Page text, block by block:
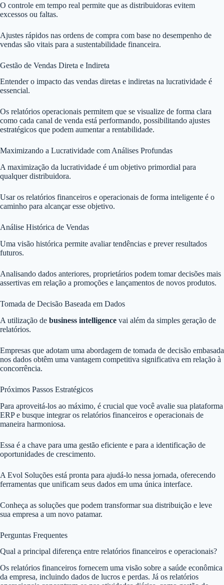
O controle em tempo real permite que as distribuidoras evitem
excessos ou faltas.
Ajustes rápidos nas ordens de compra com base no desempenho de
vendas são vitais para a sustentabilidade financeira.
Gestão de Vendas Direta e Indireta
Entender o impacto das vendas diretas e indiretas na lucratividade é
essencial.
Os relatórios operacionais permitem que se visualize de forma clara
como cada canal de venda está performando, possibilitando ajustes
estratégicos que podem aumentar a rentabilidade.
Maximizando a Lucratividade com Análises Profundas
A maximização da lucratividade é um objetivo primordial para
qualquer distribuidora.
Usar os relatórios financeiros e operacionais de forma inteligente é o
caminho para alcançar esse objetivo.
Análise Histórica de Vendas
Uma visão histórica permite avaliar tendências e prever resultados
futuros.
Analisando dados anteriores, proprietários podem tomar decisões mais
assertivas em relação a promoções e lançamentos de novos produtos.
Tomada de Decisão Baseada em Dados
A utilização de business intelligence vai além da simples geração de
relatórios.
Empresas que adotam uma abordagem de tomada de decisão embasada
nos dados obtêm uma vantagem competitiva significativa em relação à
concorrência.
Próximos Passos Estratégicos
Para aproveitá-los ao máximo, é crucial que você avalie sua plataforma
ERP e busque integrar os relatórios financeiros e operacionais de
maneira harmoniosa.
Essa é a chave para uma gestão eficiente e para a identificação de
oportunidades de crescimento.
A Evol Soluções está pronta para ajudá-lo nessa jornada, oferecendo
ferramentas que unificam seus dados em uma única interface.
Conheça as soluções que podem transformar sua distribuição e leve
sua empresa a um novo patamar.
Perguntas Frequentes
Qual a principal diferença entre relatórios financeiros e operacionais?
Os relatórios financeiros fornecem uma visão sobre a saúde econômica
da empresa, incluindo dados de lucros e perdas. Já os relatórios